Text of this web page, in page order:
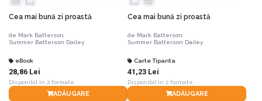
Cea mai bună zi proastă
de Mark Batterson,
Summer Batterson Dailey
eBook
28,86 Lei
Disponibil în 2 formate
ADĂUGARE
Cea mai bună zi proastă
de Mark Batterson,
Summer Batterson Dailey
Carte Tiparita
41,23 Lei
Disponibil în 2 formate
ADĂUGARE